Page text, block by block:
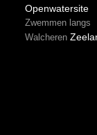
Openwatersite
Zwemmen langs
Walcheren